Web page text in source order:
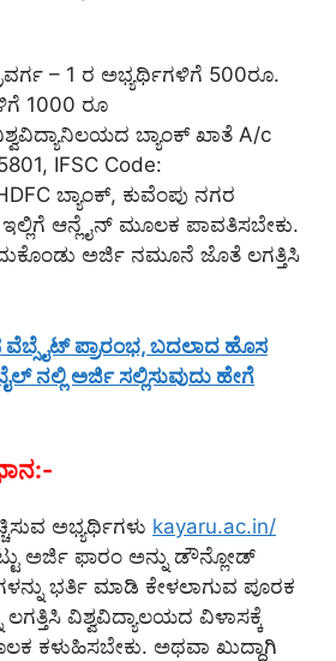
– 1 ರ ಅಭ್ಯರ್ಥಿಗಳಿಗೆ 500ರೂ.
1000 ರೂ
ಬ್ಯಾಂಕ್ ಖಾತೆ A/c
IFSC Code:
ಬ್ಯಾಂಕ್, ಕುವೆಂಪು ನಗರ
ಆನ್ಲೈನ್ ಮೂಲಕ ಪಾವತಿಸಬೇಕು.
ಅರ್ಜಿ ನಮೂನೆ ಜೊತೆ ಲಗತ್ತಿಸಿ
ಪ್ರಾರಂಭ, ಬದಲಾದ ಹೊಸ
ನಲ್ಲಿ ಅರ್ಜಿ ಸಲ್ಲಿಸುವುದು ಹೇಗೆ
ಅಭ್ಯರ್ಥಿಗಳು kayaru.ac.in/
ಅರ್ಜಿ ಫಾರಂ ಅನ್ನು ಡೌನ್ಲೋಡ್
ಭರ್ತಿ ಮಾಡಿ ಕೇಳಲಾಗುವ ಪೂರಕ
ಲಗತ್ತಿಸಿ ವಿಶ್ವವಿದ್ಯಾಲಯದ ವಿಳಾಸಕ್ಕೆ
ಕಳುಹಿಸಬೇಕು. ಅಥವಾ ಖುದ್ದಾಗಿ